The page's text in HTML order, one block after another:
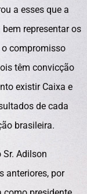
a esses que a
representar os
o compromisso
têm convicção
existir Caixa e
de cada
brasileira.
Adilson
anteriores, por